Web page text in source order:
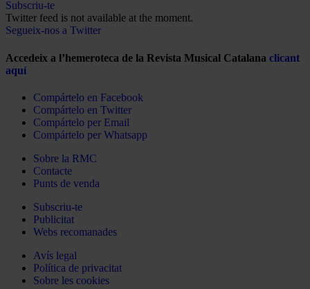
Subscriu-te
Twitter feed is not available at the moment.
Segueix-nos a Twitter
Accedeix a l’hemeroteca de la Revista Musical Catalana clicant
aquí
Compártelo en Facebook
Compártelo en Twitter
Compártelo per Email
Compártelo per Whatsapp
Sobre la RMC
Contacte
Punts de venda
Subscriu-te
Publicitat
Webs recomanades
Avís legal
Política de privacitat
Sobre les cookies